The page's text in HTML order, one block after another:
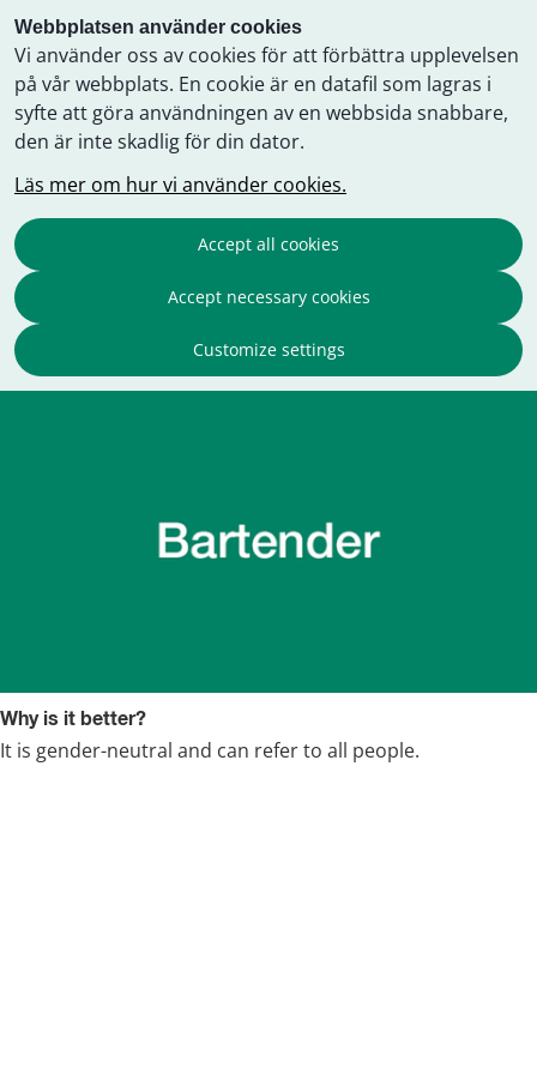
Webbplatsen använder cookies
Vi använder oss av cookies för att förbättra upplevelsen
på vår webbplats. En cookie är en datafil som lagras i
syfte att göra användningen av en webbsida snabbare,
den är inte skadlig för din dator.
Läs mer om hur vi använder cookies.
Accept all cookies
Accept necessary cookies
Customize settings
Why is it better?
It is gender-neutral and can refer to all people.